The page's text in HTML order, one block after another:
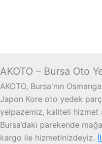
AKOTO – Bursa Oto
AKOTO, Bursa'nın
Japon Kore oto yedek
yelpazemiz, kaliteli hizmet
Bursa’daki parekende
kargo ile hizmetinizdeyiz.